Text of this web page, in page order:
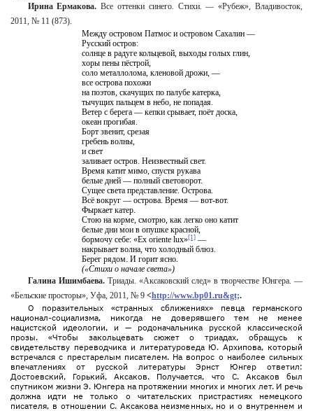
Ирина Ермакова.Все оттенки синего. Стихи. — «Рубеж», Владивосток,
2011, № 11 (873).
Между островом Патмос и островом Сахалин —
Русский остров:
солнце в радуге кольцевой, выходы голых глин,
хоры пены пёстрой,
соло металлолома, кленовой дрожи, —
все острова похожи
на поэтов, скачущих по палубе катерка,
тычущих пальцем в небо, не попадая.
Ветер с берега — кепки срывает, поёт доска,
океан прогибая.
Борт звенит, срезая
гребень волны,
и свет
заливает остров. Неизвестный свет.
Время катит мимо, спустя рукава
белые дней — полный световорот.
Сущее света представление. Острова.
Всё вокруг — острова. Время — вот-вот.
Фыркает катер.
Стою на корме, смотрю, как легко оно катит
белые дни мои в опушке красной,
бормочу себе: «Ex oriente lux»[1] —
накрывает волна, что холодный блюз.
Берег рядом. И горит ясно.
(«Стихи о начале света»)
Галина Ишимбаева. Триады. «Аксаковский след» в творчестве Юнгера. —
«Бельские просторы», Уфа, 2011, № 9 <http://www.bp01.ru&gt;.
О поразительных «странных сближениях» певца германского
национал-социализма, никогда не доверявшего тем не менее
нацистской идеологии, и — родоначальника русской классической
прозы. «Чтобы закольцевать сюжет о триадах, обращусь к
свидетельству переводчика и литературоведа Ю. Архипова, который
встречался с престарелым писателем. На вопрос о наиболее сильных
впечатлениях от русской литературы Эрнст Юнгер ответил:
Достоевский, Горький, Аксаков. Получается, что С. Аксаков был
спутником жизни Э. Юнгера на протяжении многих и многих лет. И речь
должна идти не только о читательских пристрастиях немецкого
писателя, в отношении С. Аксакова неизменных, но и о внутреннем и